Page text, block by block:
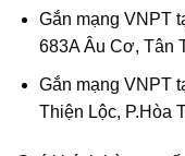
Gắn mạng VNPT
683A Âu Cơ, Tân
Gắn mạng VNPT
Thiện Lộc, P.Hòa